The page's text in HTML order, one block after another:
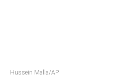
Hussein Malla/AP